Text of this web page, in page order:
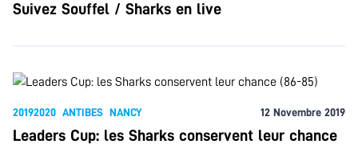
Suivez Souffel / Sharks en live
20192020 ANTIBES NANCY 12 Novembre 2019
Leaders Cup: les Sharks conservent leur chance